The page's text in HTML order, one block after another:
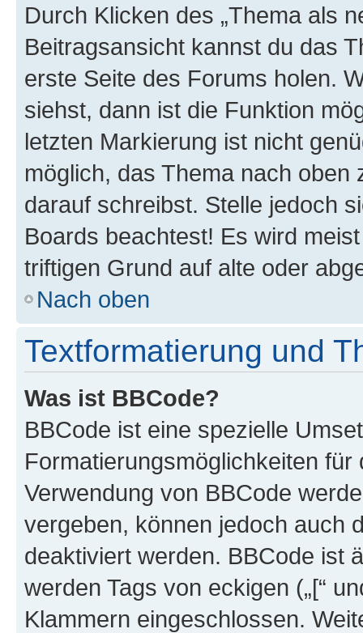
Durch Klicken des „Thema als
Beitragsansicht kannst du das
erste Seite des Forums holen.
siehst, dann ist die Funktion
letzten Markierung ist nicht
möglich, das Thema nach oben
darauf schreibst. Stelle jedoch
Boards beachtest! Es wird
triftigen Grund auf alte oder
Nach oben
Textformatierung und
Was ist BBCode?
BBCode ist eine spezielle
Formatierungsmöglichkeiten
Verwendung von BBCode
vergeben, können jedoch auch
deaktiviert werden. BBCode ist
werden Tags von eckigen („[“
Klammern eingeschlossen.